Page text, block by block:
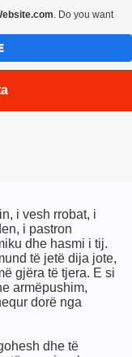
i vesh rrobat, i
i pastron
dhe hasmi i tij.
të jetë dija jote,
gjëra të tjera. E si
armëpushim,
dorë nga
dhe të
. Do you want